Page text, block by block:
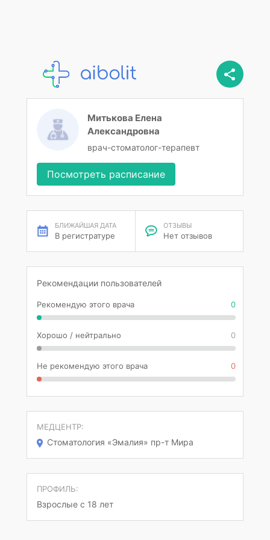
Митькова Елена
Александровна
врач-стоматолог-терапевт
Посмотреть расписание
БЛИЖАЙШАЯ ДАТА
В регистратуре
ОТЗЫВЫ
Нет отзывов
Рекомендации пользователей
Рекомендую этого врача 0
Хорошо / нейтрально 0
Не рекомендую этого врача 0
МЕДЦЕНТР:
Стоматология «Эмалия» пр-т Мира
ПРОФИЛЬ:
Взрослые с 18 лет